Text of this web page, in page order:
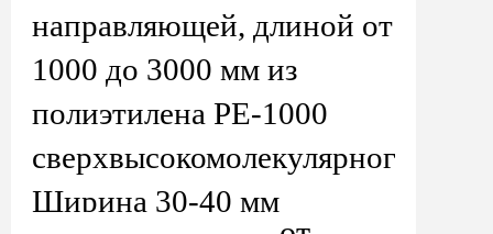
направляющей, длиной от
1000 до 3000 мм из
полиэтилена PE-1000
сверхвысокомолекулярного
Ширина 30-40 мм